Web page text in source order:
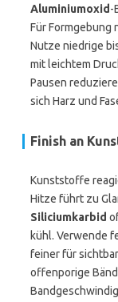
Aluminiumoxid -
Für Formgebung
Nutze niedrige
mit leichtem
Pausen
sich Harz und
Finish an
Kunststoffe
Hitze führt zu
Siliciumkarbid
kühl. Verwende
feiner für
offenporige